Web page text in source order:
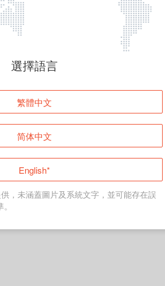
頁面無法顯示
登入
返回首頁
選擇語言
繁體中文
简体中文
English*
，未涵蓋圖片及系統文字，並可能存在誤